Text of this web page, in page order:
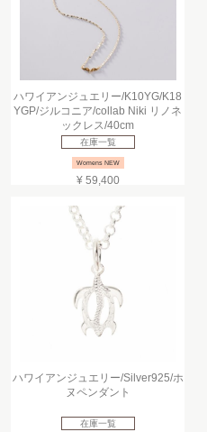
ハワイアンジュエリー/K10YG/K18
YGP/ジルコニア/collab Niki リノネ
ックレス/40cm
在庫一覧
Womens NEW
¥ 59,400
ハワイアンジュエリー/Silver925/ホ
ヌペンダント
在庫一覧